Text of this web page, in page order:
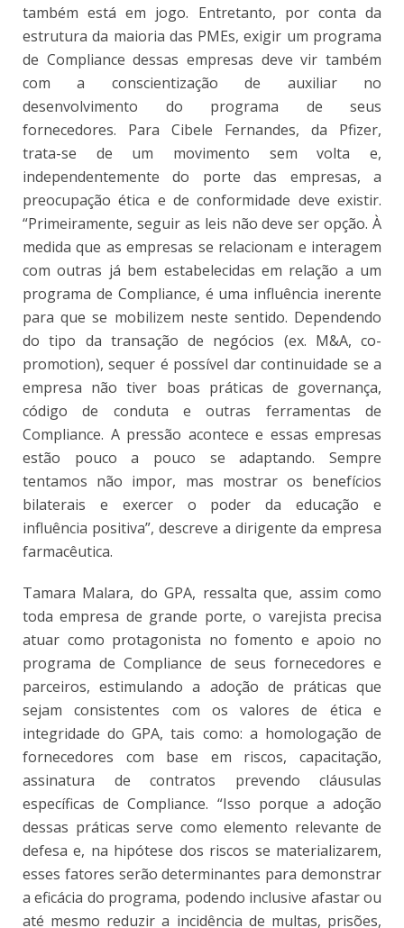
também está em jogo. Entretanto, por conta da
estrutura da maioria das PMEs, exigir um programa
de Compliance dessas empresas deve vir também
com a conscientização de auxiliar no
desenvolvimento do programa de seus
fornecedores. Para Cibele Fernandes, da Pfizer,
trata-se de um movimento sem volta e,
independentemente do porte das empresas, a
preocupação ética e de conformidade deve existir.
“Primeiramente, seguir as leis não deve ser opção. À
medida que as empresas se relacionam e interagem
com outras já bem estabelecidas em relação a um
programa de Compliance, é uma influência inerente
para que se mobilizem neste sentido. Dependendo
do tipo da transação de negócios (ex. M&A, co-
promotion), sequer é possível dar continuidade se a
empresa não tiver boas práticas de governança,
código de conduta e outras ferramentas de
Compliance. A pressão acontece e essas empresas
estão pouco a pouco se adaptando. Sempre
tentamos não impor, mas mostrar os benefícios
bilaterais e exercer o poder da educação e
influência positiva”, descreve a dirigente da empresa
farmacêutica.
Tamara Malara, do GPA, ressalta que, assim como
toda empresa de grande porte, o varejista precisa
atuar como protagonista no fomento e apoio no
programa de Compliance de seus fornecedores e
parceiros, estimulando a adoção de práticas que
sejam consistentes com os valores de ética e
integridade do GPA, tais como: a homologação de
fornecedores com base em riscos, capacitação,
assinatura de contratos prevendo cláusulas
específicas de Compliance. “Isso porque a adoção
dessas práticas serve como elemento relevante de
defesa e, na hipótese dos riscos se materializarem,
esses fatores serão determinantes para demonstrar
a eficácia do programa, podendo inclusive afastar ou
até mesmo reduzir a incidência de multas, prisões,